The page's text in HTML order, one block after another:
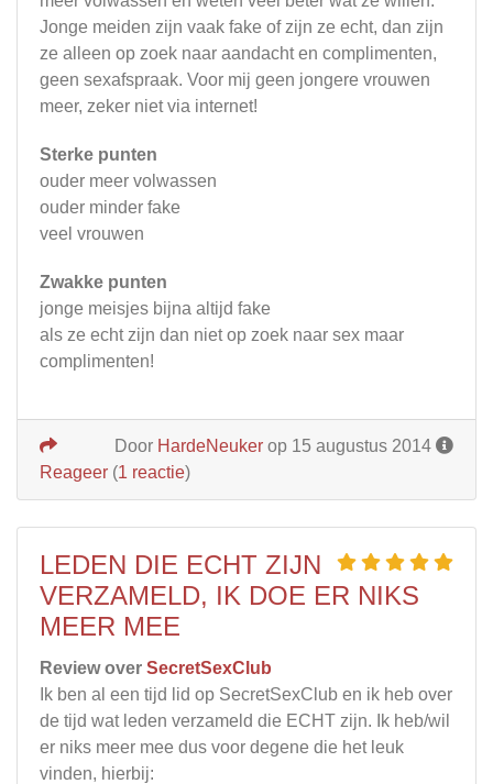
Jonge meiden zijn vaak fake of zijn ze echt, dan zijn
ze alleen op zoek naar aandacht en complimenten,
geen sexafspraak. Voor mij geen jongere vrouwen
meer, zeker niet via internet!
Sterke punten
ouder meer volwassen
ouder minder fake
veel vrouwen
Zwakke punten
jonge meisjes bijna altijd fake
als ze echt zijn dan niet op zoek naar sex maar
complimenten!
Door HardeNeuker op 15 augustus 2014
Reageer (1 reactie)
LEDEN DIE ECHT ZIJN
VERZAMELD, IK DOE ER NIKS
MEER MEE
Review over SecretSexClub
Ik ben al een tijd lid op SecretSexClub en ik heb over
de tijd wat leden verzameld die ECHT zijn. Ik heb/wil
er niks meer mee dus voor degene die het leuk
vinden, hierbij: